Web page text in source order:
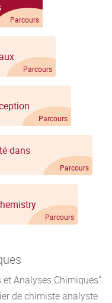
Parcours
Parcours
Parcours
dans
Parcours
Parcours
Analyses Chimiques"
de chimiste analyste